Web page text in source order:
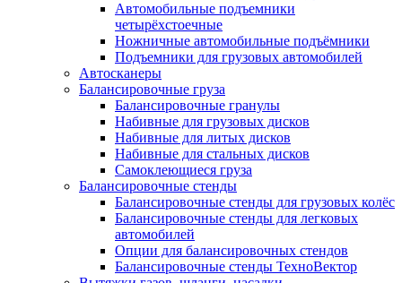
Автомобильные подъемники
четырёхстоечные
Ножничные автомобильные подъёмники
Подъемники для грузовых автомобилей
Автосканеры
Балансировочные груза
Балансировочные гранулы
Набивные для грузовых дисков
Набивные для литых дисков
Набивные для стальных дисков
Самоклеющиеся груза
Балансировочные стенды
Балансировочные стенды для грузовых колёс
Балансировочные стенды для легковых
автомобилей
Опции для балансировочных стендов
Балансировочные стенды ТехноВектор